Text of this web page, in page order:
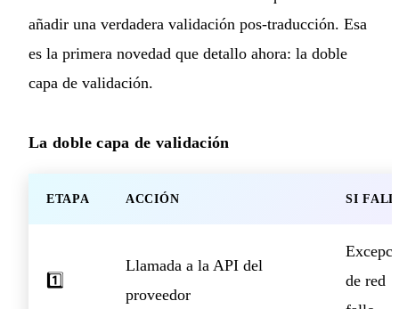
añadir una verdadera validación pos-traducción. Esa
es la primera novedad que detallo ahora: la doble
capa de validación.
La doble capa de validación
ETAPA ACCIÓN SI
1️⃣
Llamada a la API del
proveedor
de red